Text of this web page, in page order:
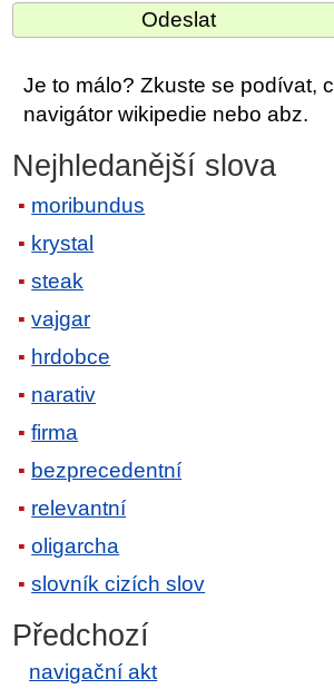
Je to málo? Zkuste se podívat,
navigátor wikipedie nebo abz.
Nejhledanější slova
moribundus
krystal
steak
vajgar
hrdobce
narativ
firma
bezprecedentní
relevantní
oligarcha
slovník cizích slov
Předchozí
navigační akt